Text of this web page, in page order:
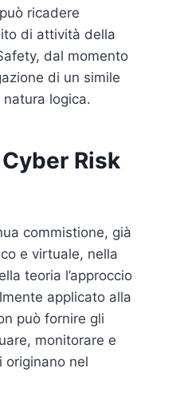
ricadere
di attività della
dal momento
di un simile
logica.
Risk
commistione, già
e virtuale, nella
teoria l’approccio
applicato alla
può fornire gli
monitorare e
originano nel